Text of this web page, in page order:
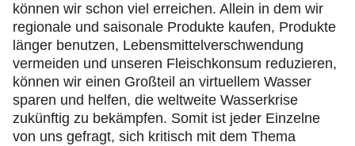
können wir schon viel erreichen. Allein in dem wir
regionale und saisonale Produkte kaufen, Produkte
länger benutzen, Lebensmittelverschwendung
vermeiden und unseren Fleischkonsum reduzieren,
können wir einen Großteil an virtuellem Wasser
sparen und helfen, die weltweite Wasserkrise
zukünftig zu bekämpfen. Somit ist jeder Einzelne
von uns gefragt, sich kritisch mit dem Thema